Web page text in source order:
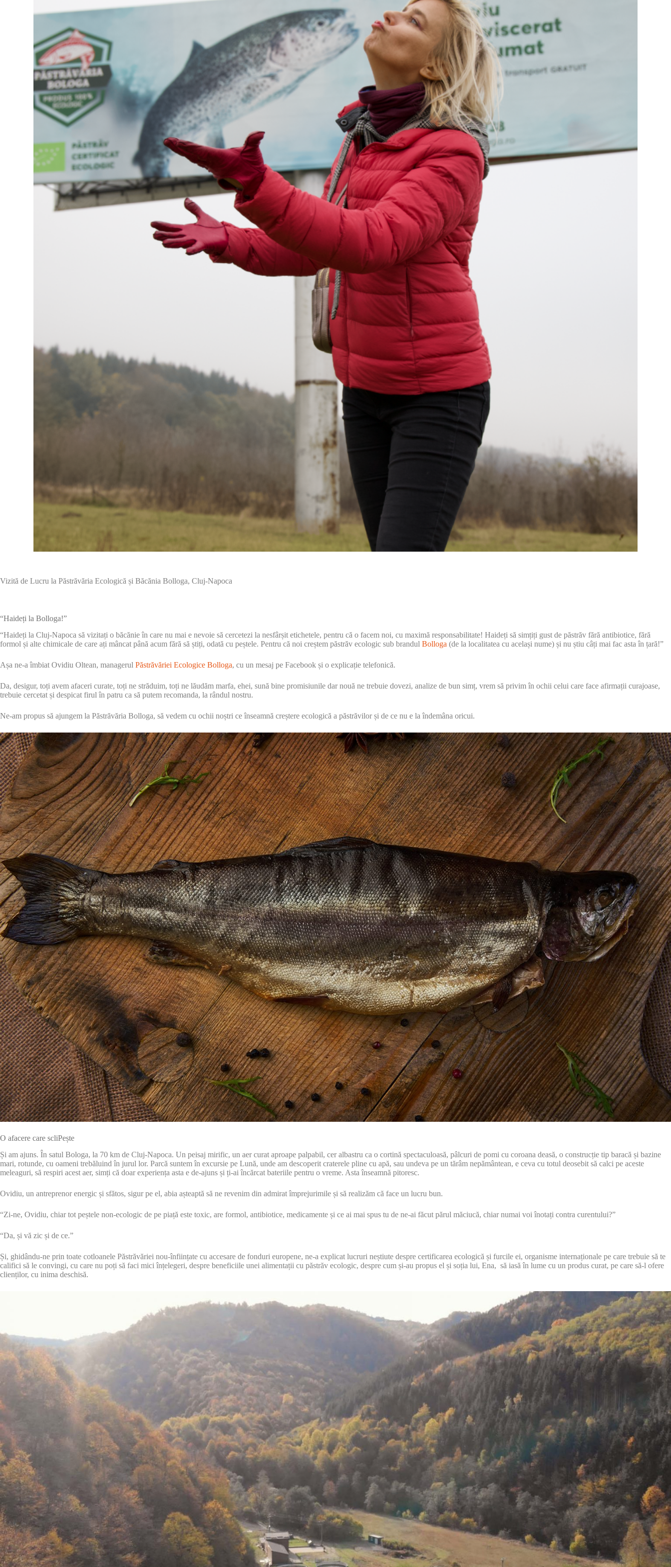
Vizită de Lucru la Păstrăvăria Ecologică și Băcănia Bolloga, Cluj-Napoca
“Haideți la Bolloga!”
“Haideți la Cluj-Napoca să vizitați o băcănie în care nu mai e nevoie să cercetezi la nesfârșit etichetele, pentru că o facem noi, cu maximă responsabilitate! Haideți să simțiți gust de păstrăv fără antibiotice, fără
formol și alte chimicale de care ați mâncat până acum fără să știți, odată cu peștele. Pentru că noi creștem păstrăv ecologic sub brandul Bolloga (de la localitatea cu același nume) și nu știu câți mai fac asta în țară!”
Așa ne-a îmbiat Ovidiu Oltean, managerul Păstrăvăriei Ecologice Bolloga, cu un mesaj pe Facebook și o explicație telefonică.
Da, desigur, toți avem afaceri curate, toți ne străduim, toți ne lăudăm marfa, ehei, sună bine promisiunile dar nouă ne trebuie dovezi, analize de bun simț, vrem să privim în ochii celui care face afirmații curajoase,
trebuie cercetat și despicat firul în patru ca să putem recomanda, la rândul nostru.
Ne-am propus să ajungem la Păstrăvăria Bolloga, să vedem cu ochii noștri ce înseamnă creștere ecologică a păstrăvilor și de ce nu e la îndemâna oricui.
O afacere care scliPește
Și am ajuns. În satul Bologa, la 70 km de Cluj-Napoca. Un peisaj mirific, un aer curat aproape palpabil, cer albastru ca o cortină spectaculoasă, pâlcuri de pomi cu coroana deasă, o construcție tip baracă și bazine
mari, rotunde, cu oameni trebăluind în jurul lor. Parcă suntem în excursie pe Lună, unde am descoperit craterele pline cu apă, sau undeva pe un tărâm nepământean, e ceva cu totul deosebit să calci pe aceste
meleaguri, să respiri acest aer, simți că doar experiența asta e de-ajuns și ți-ai încărcat bateriile pentru o vreme. Asta înseamnă pitoresc.
Ovidiu, un antreprenor energic și sfătos, sigur pe el, abia așteaptă să ne revenim din admirat împrejurimile și să realizăm că face un lucru bun.
“Zi-ne, Ovidiu, chiar tot peștele non-ecologic de pe piață este toxic, are formol, antibiotice, medicamente și ce ai mai spus tu de ne-ai făcut părul măciucă, chiar numai voi înotați contra curentului?”
“Da, și vă zic și de ce.”
Și, ghidându-ne prin toate cotloanele Păstrăvăriei nou-înființate cu accesare de fonduri europene, ne-a explicat lucruri neștiute despre certificarea ecologică și furcile ei, organisme internaționale pe care trebuie să te
califici să le convingi, cu care nu poți să faci mici înțelegeri, despre beneficiile unei alimentații cu păstrăv ecologic, despre cum și-au propus el și soția lui, Ena, să iasă în lume cu un produs curat, pe care să-l ofere
clienților, cu inima deschisă.